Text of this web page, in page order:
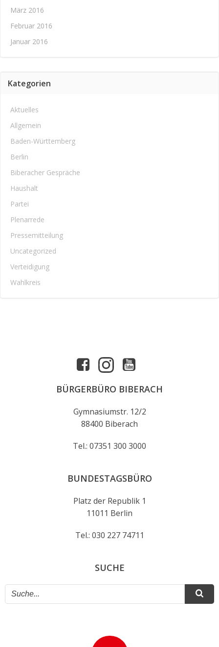
März 2016
Februar 2016
Januar 2016
Kategorien
Aktuelles
Allgemein
Baden-Württemberg
Berlin
Biberacher Gespräche
Haushalt
Partei
Plenarrede
Pressemitteilung
Uncategorized
Verteidigung
Wahlkreis
BÜRGERBÜRO BIBERACH
Gymnasiumstr. 12/2
88400 Biberach
Tel.: 07351 300 3000
BUNDESTAGSBÜRO
Platz der Republik 1
11011 Berlin
Tel.: 030 227 74711
SUCHE